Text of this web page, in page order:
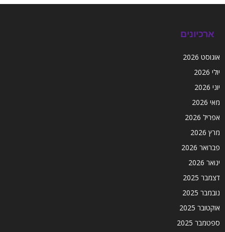
ארכיונים
אוגוסט 2026
יולי 2026
יוני 2026
מאי 2026
אפריל 2026
מרץ 2026
פברואר 2026
ינואר 2026
דצמבר 2025
נובמבר 2025
אוקטובר 2025
ספטמבר 2025